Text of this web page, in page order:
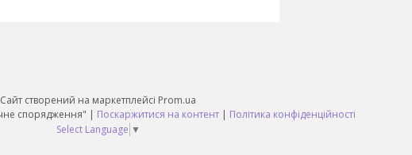
Сайт створений на маркетплейсі Prom.ua
Daruy Інтернет Магазин "Туристичне спорядження" | Поскаржитися на контент | Політика конфіденційності
Select Language ▼